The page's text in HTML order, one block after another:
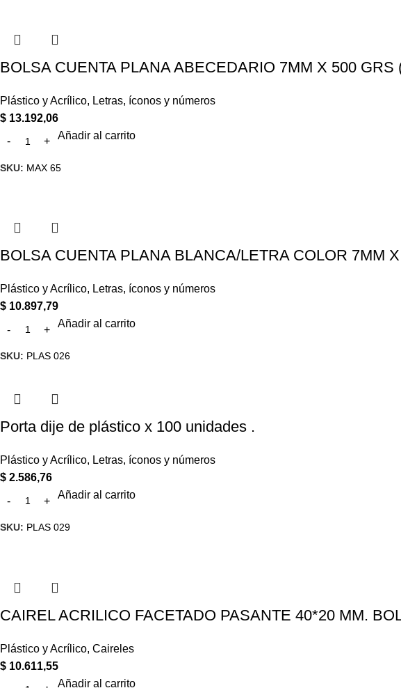
BOLSA CUENTA PLANA ABECEDARIO 7MM X 500 GRS
Plástico y Acrílico, Letras, íconos y números
$ 13.192,06
Añadir al carrito
SKU: MAX 65
BOLSA CUENTA PLANA BLANCA/LETRA COLOR 7MM
Plástico y Acrílico, Letras, íconos y números
$ 10.897,79
Añadir al carrito
SKU: PLAS 026
Porta dije de plástico x 100 unidades .
Plástico y Acrílico, Letras, íconos y números
$ 2.586,76
Añadir al carrito
SKU: PLAS 029
CAIREL ACRILICO FACETADO PASANTE 40*20 MM.
Plástico y Acrílico, Caireles
$ 10.611,55
Añadir al carrito